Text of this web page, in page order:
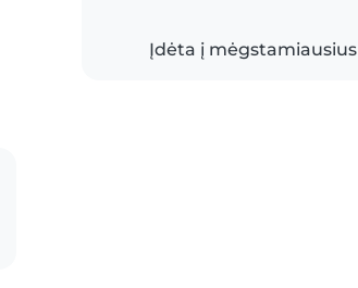
Įdėta į mėgstamiausius